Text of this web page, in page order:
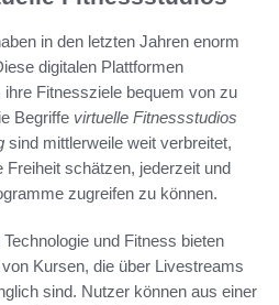
in den letzten Jahren enorm
digitalen Plattformen
Fitnessziele bequem von zu
Begriffe virtuelle Fitnessstudios
sind mittlerweile weit verbreitet,
Freiheit schätzen, jederzeit und
zugreifen zu können.
und Fitness bieten
Kursen, die über Livestreams
sind. Nutzer können aus einer